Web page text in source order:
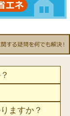
ますか？